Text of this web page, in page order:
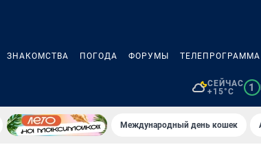
ЗНАКОМСТВА ПОГОДА ФОРУМЫ ТЕЛЕПРОГРАММА
СЕЙЧАС
+15°C
1
Международный день кошек